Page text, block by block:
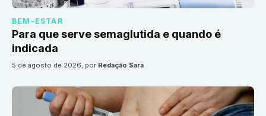
BEM-ESTAR
Para que serve semaglutida e quando é
indicada
5 de agosto de 2026, por Redação Sara